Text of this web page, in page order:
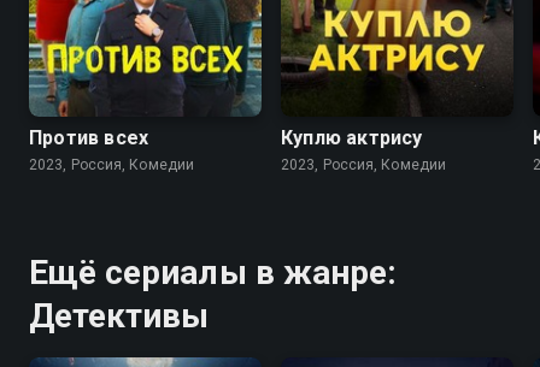
7.7 6.3
Против всех
2023, Россия, Комедии
7.5 7.2
Куплю актрису
2023, Россия, Комедии
Ещё сериалы в жанре:
Детективы